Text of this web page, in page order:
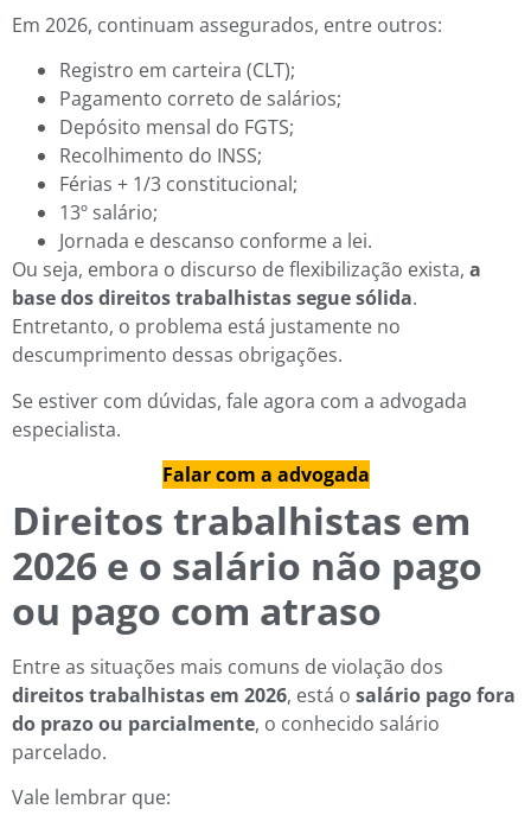
Em 2026, continuam assegurados, entre outros:
Registro em carteira (CLT);
Pagamento correto de salários;
Depósito mensal do FGTS;
Recolhimento do INSS;
Férias + 1/3 constitucional;
13º salário;
Jornada e descanso conforme a lei.
Ou seja, embora o discurso de flexibilização exista, a
base dos direitos trabalhistas segue sólida.
Entretanto, o problema está justamente no
descumprimento dessas obrigações.
Se estiver com dúvidas, fale agora com a advogada
especialista.
Falar com a advogada
Direitos trabalhistas em
2026 e o salário não pago
ou pago com atraso
Entre as situações mais comuns de violação dos
direitos trabalhistas em 2026, está o salário pago fora
do prazo ou parcialmente, o conhecido salário
parcelado.
Vale lembrar que: